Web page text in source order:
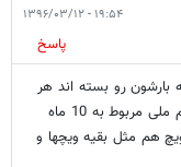
۱۹:۵۴ - ۱۳۹۶/۰۳/۱۲
پاسخ
بارشون رو بسته اند هر
کدومشون برای تیم ملی ناز می کنند اخرین بازی تیم ملی مربوط به 10 ماه
هم مثل بقیه ویچها و